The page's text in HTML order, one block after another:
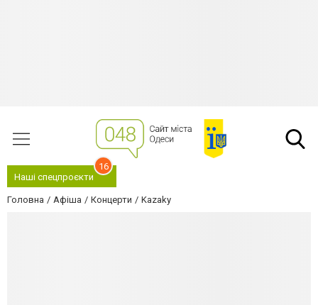
Наші спецпроєкти
16
Головна Афіша Концерти Kazaky